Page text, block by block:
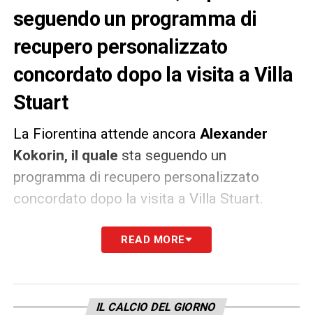
seguendo un programma di
recupero personalizzato
concordato dopo la visita a Villa
Stuart
La Fiorentina attende ancora Alexander
Kokorin, il quale sta seguendo un
programma di recupero personalizzato
concordato dopo la visita a Villa Stuart.
A riportarlo è FirenzeViola segnalando che
l’attaccante russo non ha ancora avuto modo
READ MORE
IL CALCIO DEL GIORNO